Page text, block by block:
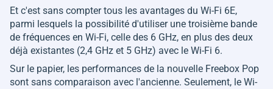
Et c'est sans compter tous les avantages du Wi-Fi 6E,
parmi lesquels la possibilité d'utiliser une troisième bande
de fréquences en Wi-Fi, celle des 6 GHz, en plus des deux
déjà existantes (2,4 GHz et 5 GHz) avec le Wi-Fi 6.
Sur le papier, les performances de la nouvelle Freebox Pop
sont sans comparaison avec l'ancienne. Seulement, le Wi-